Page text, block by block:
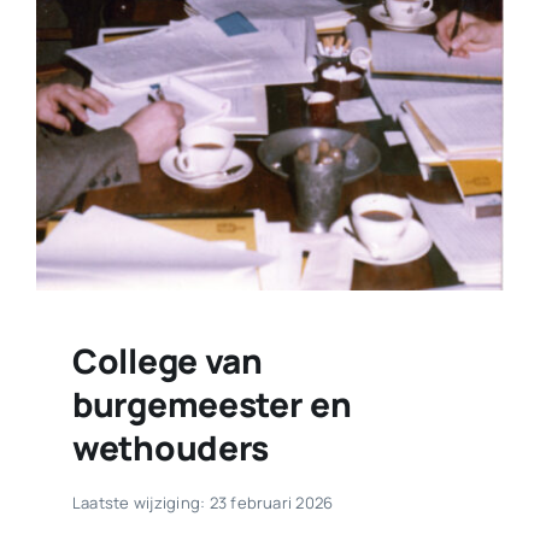
College van
burgemeester en
wethouders
Laatste wijziging: 23 februari 2026